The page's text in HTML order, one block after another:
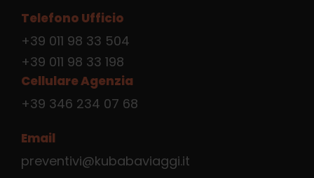
Telefono Ufficio
+39 011 98 33 504
+39 011 98 33 198
Cellulare Agenzia
+39 346 234 07 68
Email
preventivi@kubabaviaggi.it